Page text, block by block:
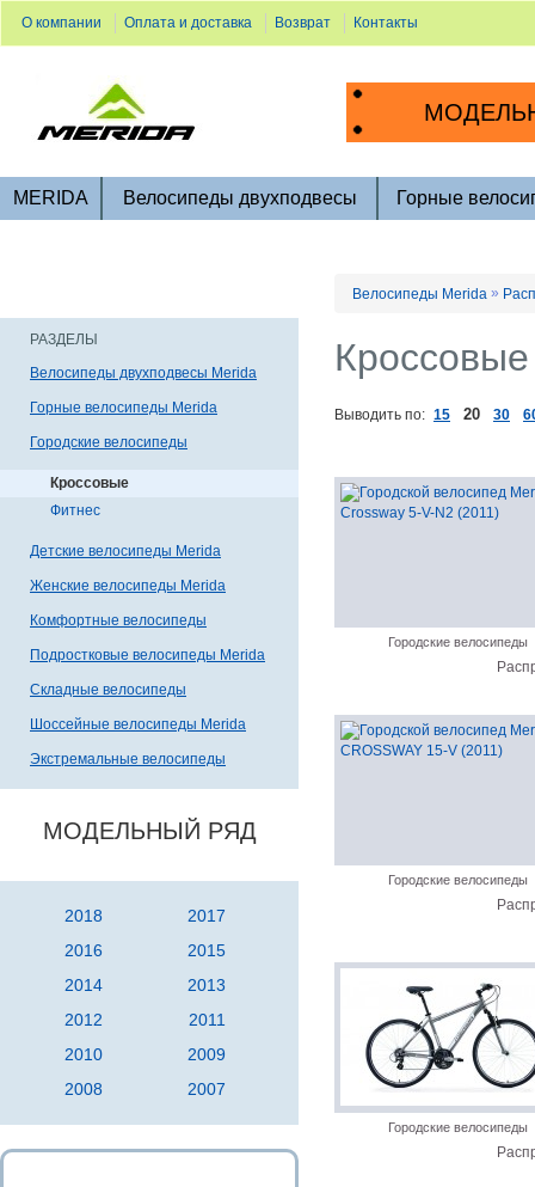
О компании Оплата и доставка Возврат Контакты
MERIDA Велосипеды двухподвесы Горные
РАЗДЕЛЫ
Велосипеды двухподвесы Merida
Горные велосипеды Merida
Городские велосипеды
Кроссовые
Фитнес
Детские велосипеды Merida
Женские велосипеды Merida
Комфортные велосипеды
Подростковые велосипеды Merida
Складные велосипеды
Шоссейные велосипеды Merida
Экстремальные велосипеды
МОДЕЛЬНЫЙ РЯД
2018
2017
2016
2015
2014
2013
2012
2011
2010
2009
2008
2007
Велосипеды Merida »
Выводить по: 15 20 30
Городские велосипеды
Городские велосипеды
Городские велосипеды